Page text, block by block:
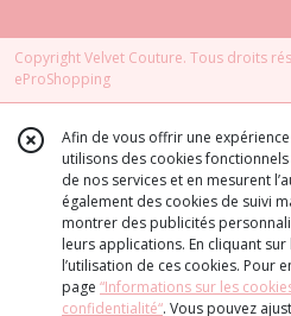
Copyright Velvet Couture. Tous droits
eProShopping
Afin de vous offrir une
utilisons des cookies
de nos services et en mesurent
également des cookies de suivi
montrer des publicités
leurs applications. En cliquant sur
l’utilisation de ces cookies. Pour
page “Informations sur les
confidentialité“. Vous pouvez